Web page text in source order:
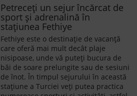
Petreceți un sejur încărcat de
sport și adrenalină în
stațiunea Fethiye
Fethiye este o destinație de vacanță
care oferă mai mult decât plaje
nisipoase, unde vă puteți bucura de
băi de soare prelungite sau de sesiuni
de înot. În timpul sejurului în această
stațiune a Turciei veți putea practica